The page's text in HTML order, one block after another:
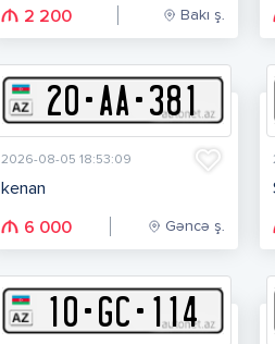
2 200 Bakı ş.
20-AA-381
2026-08-05 18:53:09
kenan
6 000 Gəncə ş.
10-GC- 114